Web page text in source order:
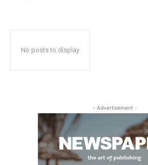
No posts to display
- Advertisement -